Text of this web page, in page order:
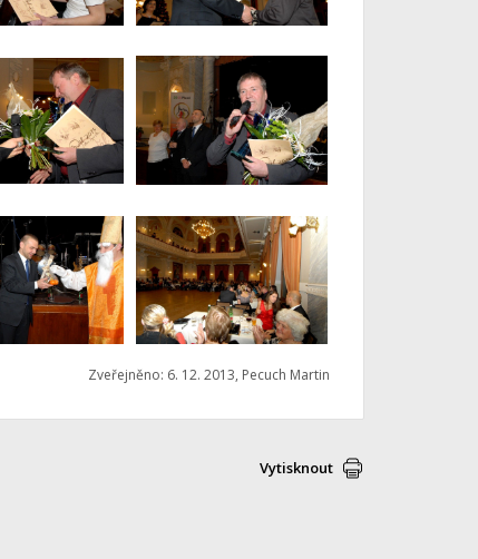
Zveřejněno: 6. 12. 2013, Pecuch Martin
Vytisknout